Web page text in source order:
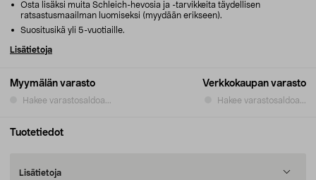
Myymälän varasto
Hakee varastosaldoa...
Verkkokaupan varasto
Hakee varastosaldoa...
Osta lisäksi muita Schleich-hevosia ja -tarvikkeita täydellisen
ratsastusmaailman luomiseksi (myydään erikseen).
Suositusikä yli 5-vuotiaille.
Lisätietoja
Tuotetiedot
Lisätietoja